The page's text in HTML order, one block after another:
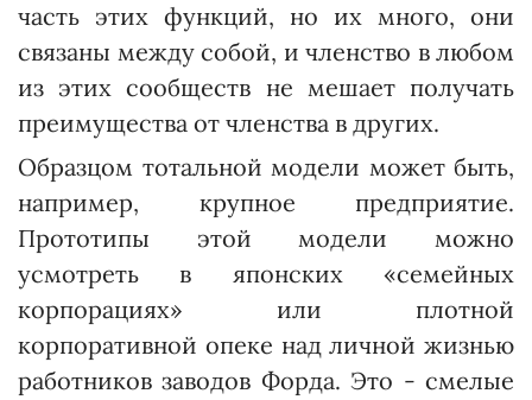
часть этих функций, но их много, они
связаны между собой, и членство в любом
из этих сообществ не мешает получать
преимущества от членства в других.
Образцом тотальной модели может быть,
например, крупное предприятие.
Прототипы этой модели можно
усмотреть в японских «семейных
корпорациях» или плотной
корпоративной опеке над личной жизнью
работников заводов Форда. Это - смелые